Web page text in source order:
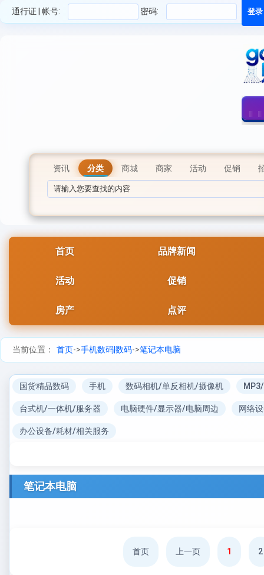
通行证 | 帐号: 密码:
资讯 分类 商城 商家 活动 促销
首页 品牌新闻
活动 促销
房产 点评
当前位置： 首页->手机数码|数码->笔记本电脑
国货精品数码 手机 数码相机/单反相机/摄像机
台式机/一体机/服务器 电脑硬件/显示器/电脑周边 网络
办公设备/耗材/相关服务
笔记本电脑
首页 上一页 1 2